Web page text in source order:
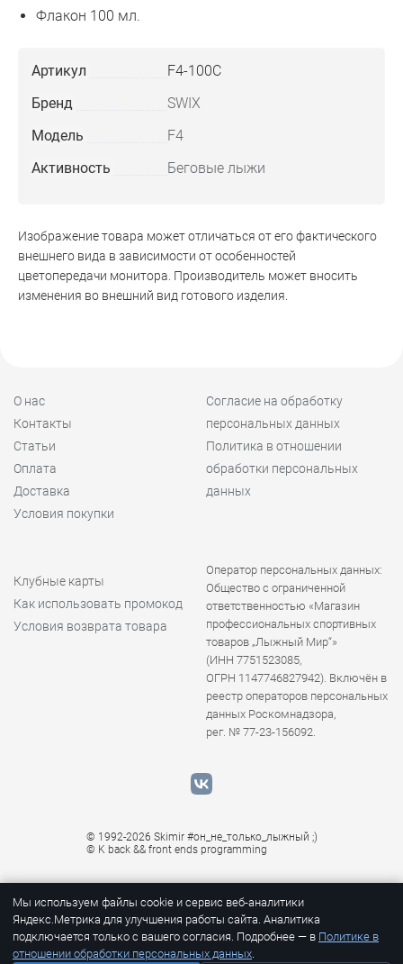
Флакон 100 мл.
Артикул
F4-100C
Бренд
SWIX
Модель
F4
Активность
Беговые лыжи
Изображение товара может отличаться от его фактического
внешнего вида в зависимости от особенностей
цветопередачи монитора. Производитель может вносить
изменения во внешний вид готового изделия.
О нас
Контакты
Статьи
Оплата
Доставка
Условия покупки
Согласие на обработку
персональных данных
Политика в отношении
обработки персональных
данных
Клубные карты
Как использовать промокод
Условия возврата товара
Оператор персональных данных:
Общество с ограниченной
ответственностью «Магазин
профессиональных спортивных
товаров „Лыжный Мир“»
(ИНН 7751523085,
ОГРН 1147746827942). Включён в
реестр операторов персональных
данных Роскомнадзора,
рег. № 77-23-156092.
© 1992-2026 Skimir #он_не_только_лыжный ;)
© K back && front ends programming
Мы используем файлы cookie и сервис веб-аналитики
Яндекс.Метрика для улучшения работы сайта. Аналитика
подключается только с вашего согласия. Подробнее — в Политике в
отношении обработки персональных данных.